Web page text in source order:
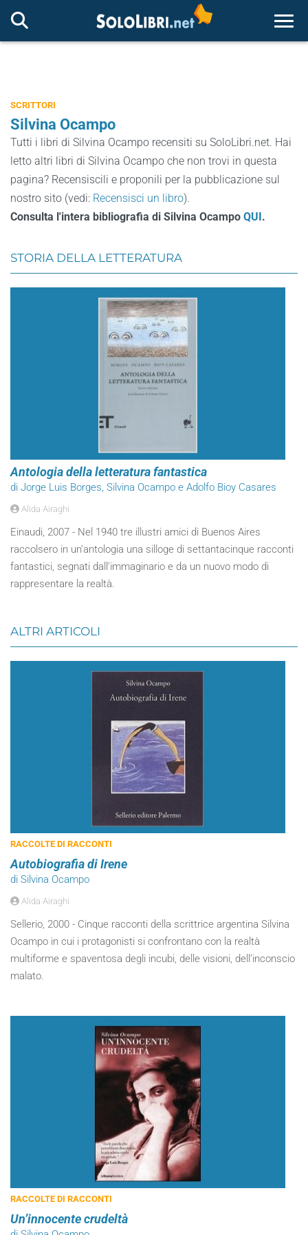
SCRITTORI
Silvina Ocampo
Tutti i libri di Silvina Ocampo recensiti su SoloLibri.net. Hai
letto altri libri di Silvina Ocampo che non trovi in questa
pagina? Recensiscili e proponili per la pubblicazione sul
nostro sito (vedi: Recensisci un libro).
Consulta l'intera bibliografia di Silvina Ocampo QUI.
STORIA DELLA LETTERATURA
Antologia della letteratura fantastica
di Jorge Luis Borges, Silvina Ocampo e Adolfo Bioy Casares
Alida Airaghi
Einaudi, 2007 - Nel 1940 tre illustri amici di Buenos Aires
raccolsero in un’antologia una silloge di settantacinque racconti
fantastici, segnati dall’immaginario e da un nuovo modo di
rappresentare la realtà.
ALTRI ARTICOLI
RACCOLTE DI RACCONTI
Autobiografia di Irene
di Silvina Ocampo
Alida Airaghi
Sellerio, 2000 - Cinque racconti della scrittrice argentina Silvina
Ocampo in cui i protagonisti si confrontano con la realtà
multiforme e spaventosa degli incubi, delle visioni, dell’inconscio
malato.
RACCOLTE DI RACCONTI
Un’innocente crudeltà